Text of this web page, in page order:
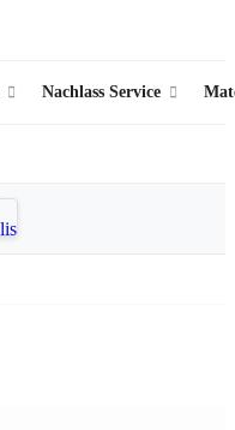
Nachlass Service